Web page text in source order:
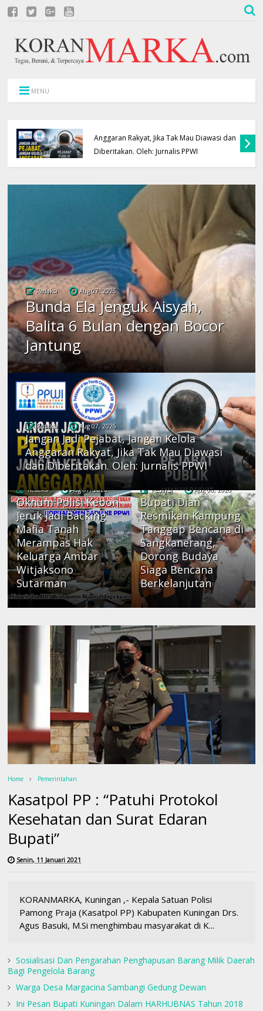
MENU
Anggaran Rakyat, Jika Tak Mau Diawasi dan
Diberitakan. Oleh: Jurnalis PPWI
Redaksi Aug 07, 2026
Bunda Ela Jenguk Aisyah,
Balita 6 Bulan dengan Bocor
Jantung
Redaksi Aug 07, 2026
Jangan Jadi Pejabat, Jangan Kelola
Anggaran Rakyat, Jika Tak Mau Diawasi
dan Diberitakan. Oleh: Jurnalis PPWI
Redaksi Aug 07, 2026
Oknum Polisi Kebon
Jeruk Jadi Backing
Mafia Tanah
Merampas Hak
Keluarga Ambar
Witjaksono
Sutarman
Redaksi Aug 06, 2026
Bupati Dian
Resmikan Kampung
Tanggap Bencana di
Sangkanerang,
Dorong Budaya
Siaga Bencana
Berkelanjutan
Home Pemerintahan
Kasatpol PP : “Patuhi Protokol
Kesehatan dan Surat Edaran
Bupati”
Senin, 11 Januari 2021
KORANMARKA, Kuningan ,- Kepala Satuan Polisi
Pamong Praja (Kasatpol PP) Kabupaten Kuningan Drs.
Agus Basuki, M.Si menghimbau masyarakat di K...
Sosialisasi Dan Pengarahan Penghapusan Barang Milik Daerah
Bagi Pengelola Barang
Warga Desa Margacina Sambangi Gedung Dewan
Ini Pesan Bupati Kuningan Dalam HARHUBNAS Tahun 2018